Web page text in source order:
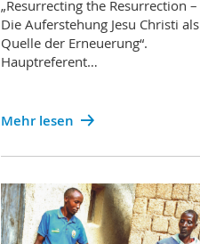
„Resurrecting the Resurrection –
Die Auferstehung Jesu Christi als
Quelle der Erneuerung“.
Hauptreferent…
Mehr lesen